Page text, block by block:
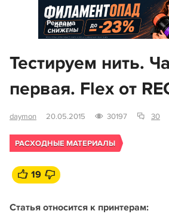
Реклама
Тестируем нить.
первая. Flex от
daymon 20.05.2015 30197 30
РАСХОДНЫЕ МАТЕРИАЛЫ
19
Статья относится к принтерам: